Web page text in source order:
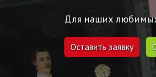
Для наших
Оставить заявку